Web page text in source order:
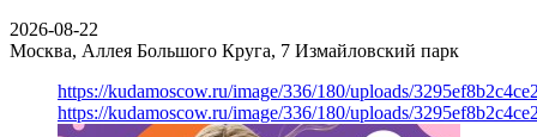
2026-08-22
Москва, Аллея Большого Круга, 7 Измайловский парк
https://kudamoscow.ru/image/336/180/uploads/
https://kudamoscow.ru/image/336/180/uploads/